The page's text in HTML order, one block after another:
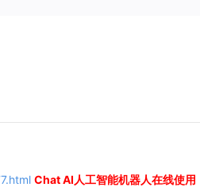
Chat AI人工智能机器人在线使用